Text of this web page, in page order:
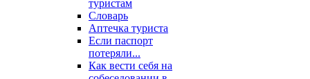
туристам
Словарь
Аптечка туриста
Если паспорт
потеряли...
Как вести себя на